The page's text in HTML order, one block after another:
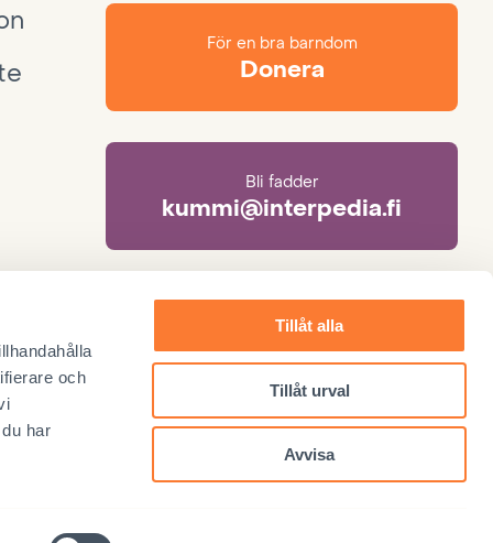
och
har
Tillåt alla
Tillåt urval
Avvisa
För en bra barndom
Donera
Bli fadder
kummi@interpedia.fi
Mer information om adoption
adoptio@interpedia.fi